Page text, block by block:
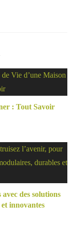
: Tout Savoir
des solutions
innovantes